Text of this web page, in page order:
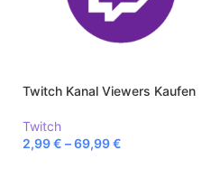
Twitch Kanal Viewers Kaufen
Twitch
2,99€ –69,99€